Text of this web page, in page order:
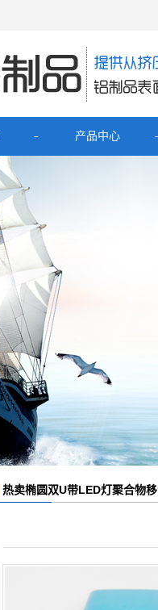
产品中心
移动电源充电宝铝外壳
数据线铝外壳
硬盘盒铝外壳
热卖椭圆双U带LED灯聚合物